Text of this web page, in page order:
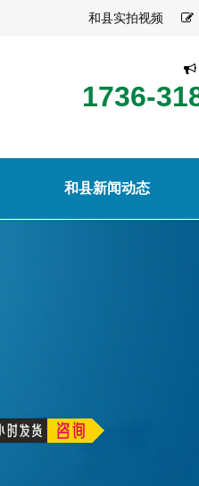
和县实拍视频
1736-
和县新闻动态